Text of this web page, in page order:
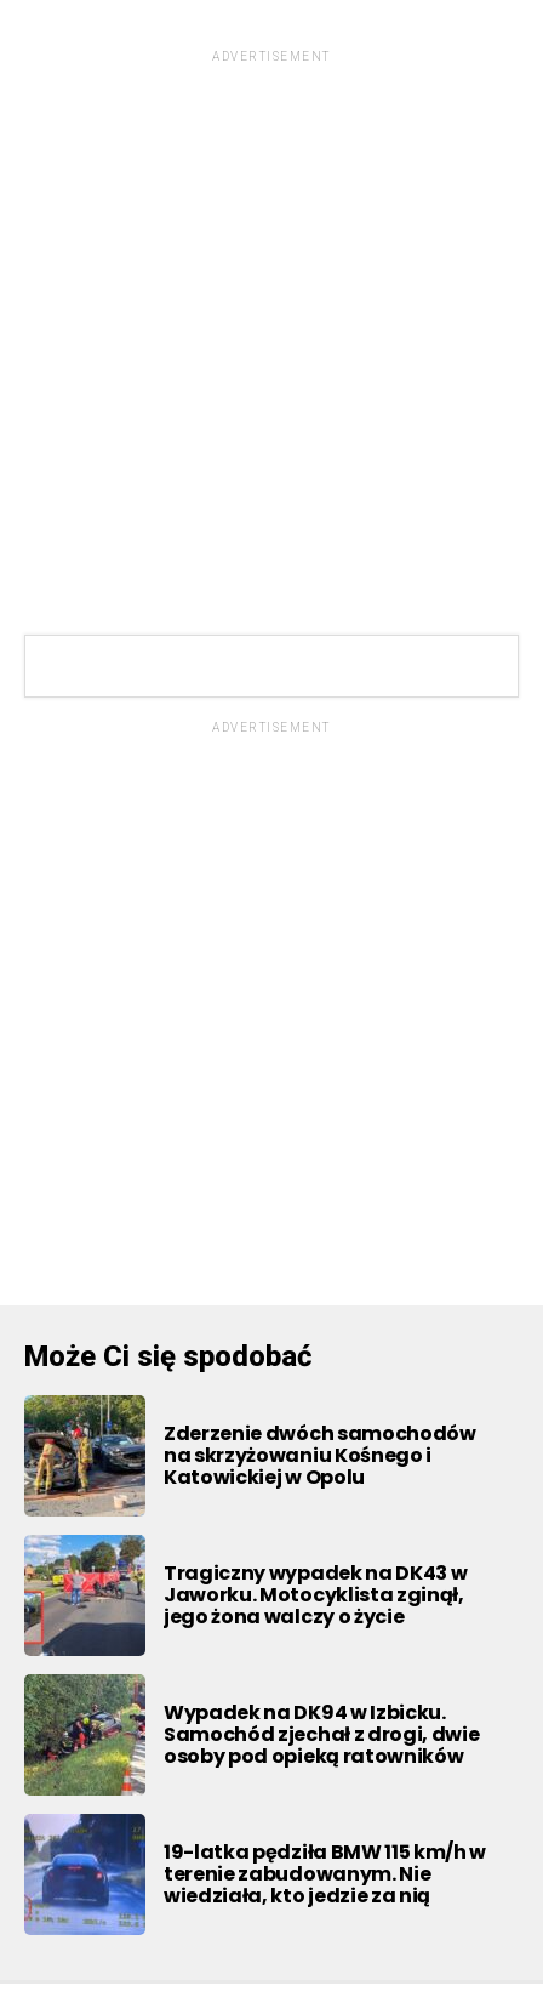
ADVERTISEMENT
ADVERTISEMENT
Może Ci się spodobać
Zderzenie dwóch samochodów
na skrzyżowaniu Kośnego i
Katowickiej w Opolu
Tragiczny wypadek na DK43 w
Jaworku. Motocyklista zginął,
jego żona walczy o życie
Wypadek na DK94 w Izbicku.
Samochód zjechał z drogi, dwie
osoby pod opieką ratowników
19-latka pędziła BMW 115 km/h w
terenie zabudowanym. Nie
wiedziała, kto jedzie za nią